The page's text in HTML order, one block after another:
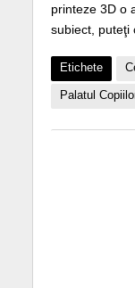
printeze 3D o
subiect, puteţi
Etichete
Palatul